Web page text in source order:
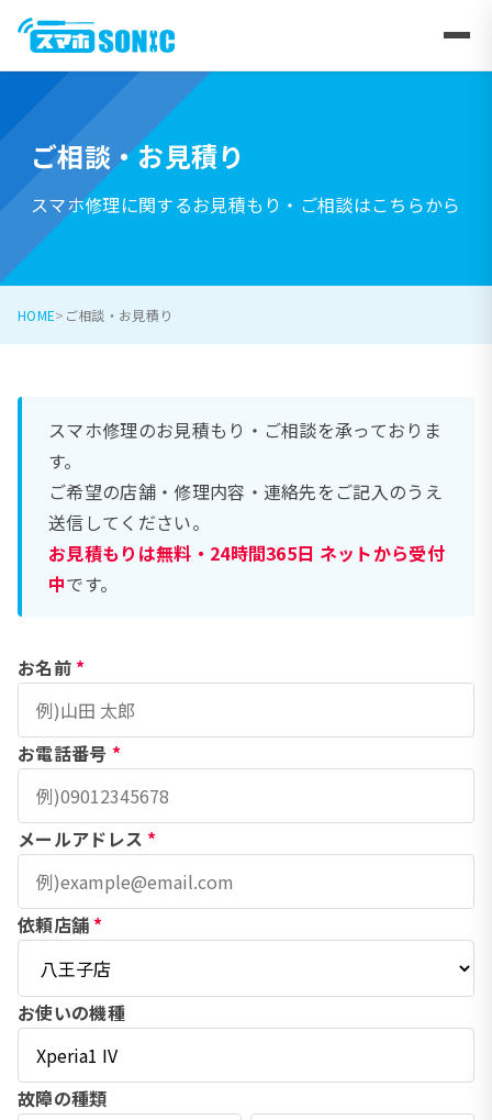
ご相談・お見積り
スマホ修理に関するお見積もり・ご相談はこちらから
HOME ご相談・お見積り
スマホ修理のお見積もり・ご相談を承っておりま
す。
ご希望の店舗・修理内容・連絡先をご記入のうえ
送信してください。
お見積もりは無料・24時間365日 ネットから受付
中です。
お名前 *
お電話番号 *
メールアドレス *
依頼店舗 *
お使いの機種
故障の種類